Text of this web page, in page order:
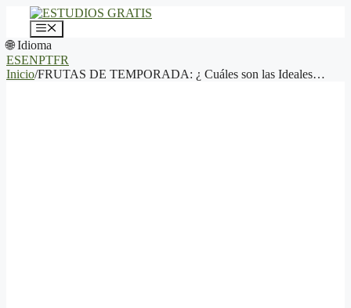
Saltar
contenido
Menú
🌐 Idioma
ESENPTFR
Inicio/FRUTAS DE TEMPORADA: ¿ Cuáles son las Ideales…